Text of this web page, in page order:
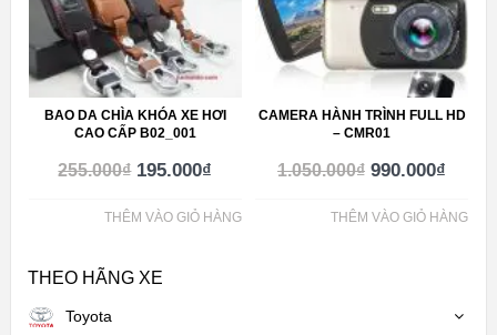
BAO DA CHÌA KHÓA XE HƠI
CAO CẤP B02_001
255.000₫ 195.000₫
THÊM VÀO GIỎ HÀNG
CAMERA HÀNH TRÌNH FULL HD
– CMR01
1.050.000₫ 990.000₫
THÊM VÀO GIỎ HÀNG
THEO HÃNG XE
Toyota